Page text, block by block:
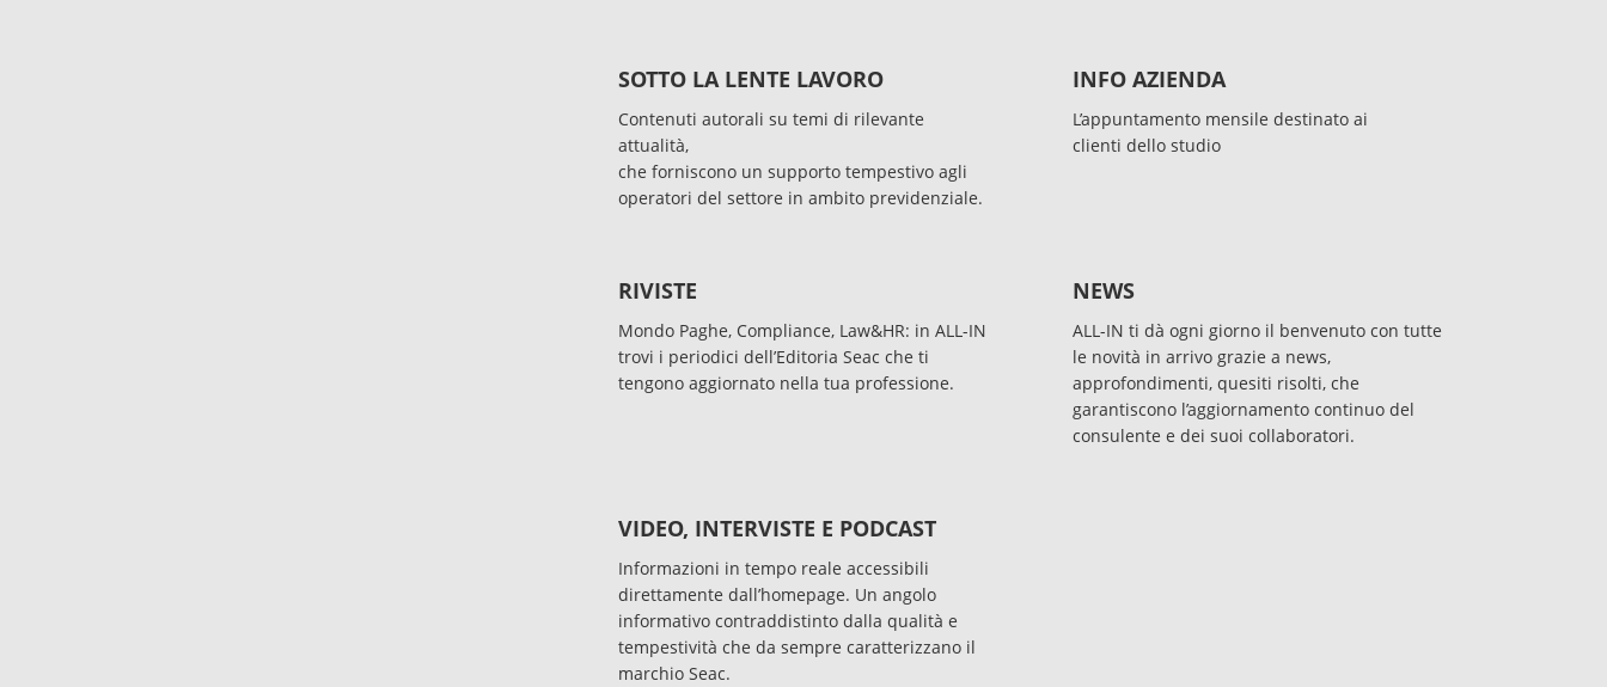
SOTTO LA LENTE LAVORO
Contenuti autorali su temi di rilevante
attualità,
che forniscono un supporto tempestivo agli
operatori del settore in ambito previdenziale.
INFO AZIENDA
L’appuntamento mensile destinato ai
clienti dello studio
RIVISTE
Mondo Paghe, Compliance, Law&HR: in ALL-IN
trovi i periodici dell’Editoria Seac che ti
tengono aggiornato nella tua professione.
NEWS
ALL-IN ti dà ogni giorno il benvenuto con tutte
le novità in arrivo grazie a news,
approfondimenti, quesiti risolti, che
garantiscono l’aggiornamento continuo del
consulente e dei suoi collaboratori.
VIDEO, INTERVISTE E PODCAST
Informazioni in tempo reale accessibili
direttamente dall’homepage. Un angolo
informativo contraddistinto dalla qualità e
tempestività che da sempre caratterizzano il
marchio Seac.